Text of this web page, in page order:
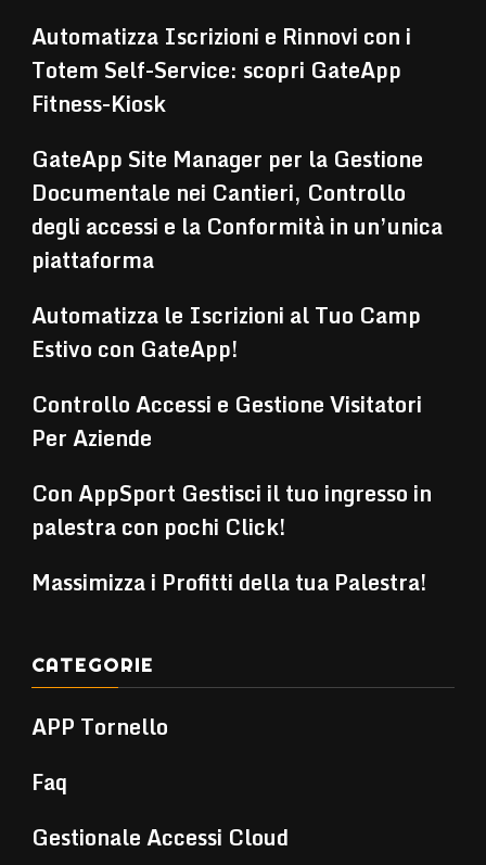
Automatizza Iscrizioni e Rinnovi con i
Totem Self-Service: scopri GateApp
Fitness-Kiosk
GateApp Site Manager per la Gestione
Documentale nei Cantieri, Controllo
degli accessi e la Conformità in un’unica
piattaforma
Automatizza le Iscrizioni al Tuo Camp
Estivo con GateApp!
Controllo Accessi e Gestione Visitatori
Per Aziende
Con AppSport Gestisci il tuo ingresso in
palestra con pochi Click!
Massimizza i Profitti della tua Palestra!
CATEGORIE
APP Tornello
Faq
Gestionale Accessi Cloud